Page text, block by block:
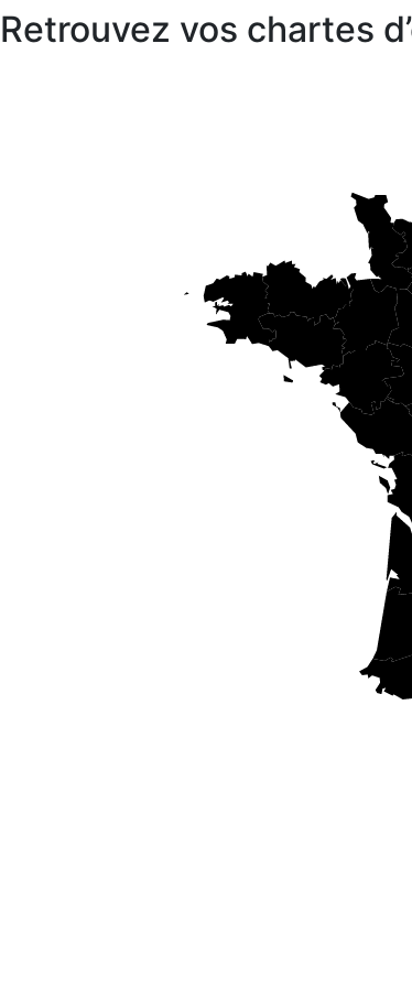
Retrouvez vos chartes